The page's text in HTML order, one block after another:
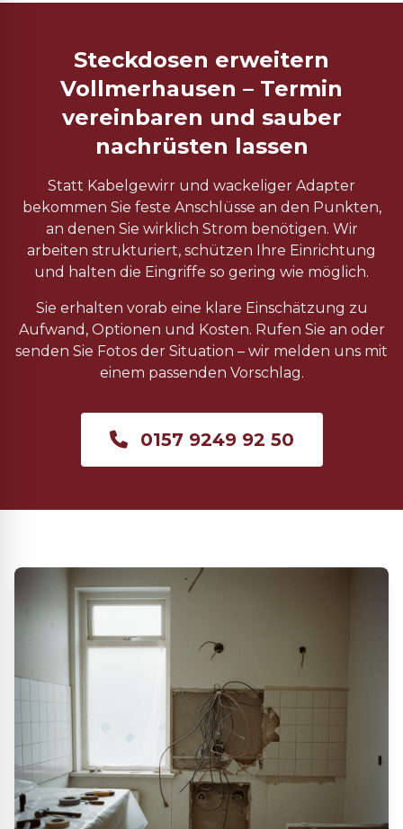
Steckdosen erweitern
Vollmerhausen – Termin
vereinbaren und sauber
nachrüsten lassen
Statt Kabelgewirr und wackeliger Adapter
bekommen Sie feste Anschlüsse an den Punkten,
an denen Sie wirklich Strom benötigen. Wir
arbeiten strukturiert, schützen Ihre Einrichtung
und halten die Eingriffe so gering wie möglich.
Sie erhalten vorab eine klare Einschätzung zu
Aufwand, Optionen und Kosten. Rufen Sie an oder
senden Sie Fotos der Situation – wir melden uns mit
einem passenden Vorschlag.
0157 9249 92 50